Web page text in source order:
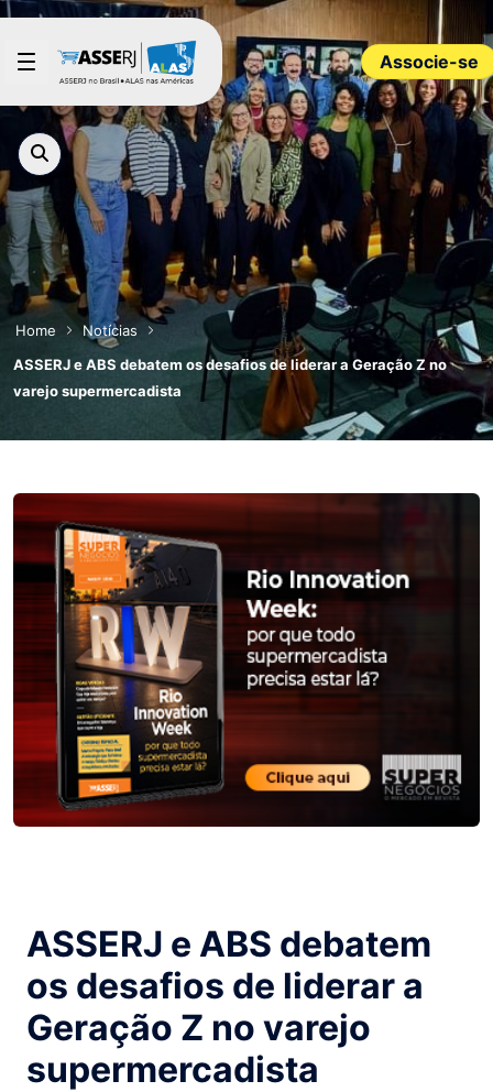
Pular para o Conteúdo principal
Associe-se
Home
Notícias
ASSERJ e ABS debatem os desafios de liderar a Geração Z no
varejo supermercadista
ASSERJ e ABS debatem
os desafios de liderar a
Geração Z no varejo
supermercadista